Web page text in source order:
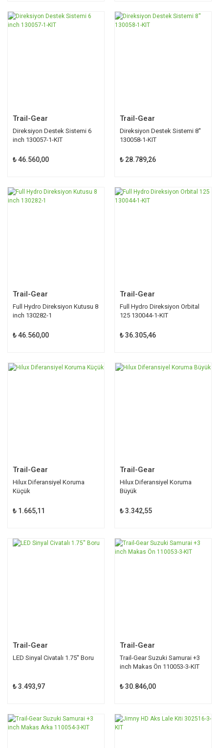
Trail-Gear
Direksiyon Destek Sistemi 6
inch 130057-1-KIT
₺ 46.560,00
Trail-Gear
Direksiyon Destek Sistemi 8''
130058-1-KIT
₺ 28.789,26
Trail-Gear
Full Hydro Direksiyon Kutusu 8
inch 130282-1
₺ 46.560,00
Trail-Gear
Full Hydro Direksiyon Orbital
125 130044-1-KIT
₺ 36.305,46
Trail-Gear
Hilux Diferansiyel Koruma
Küçük
₺ 1.665,11
Trail-Gear
Hilux Diferansiyel Koruma
Büyük
₺ 3.342,55
Trail-Gear
LED Sinyal Civatalı 1.75'' Boru
₺ 3.493,97
Trail-Gear
Trail-Gear Suzuki Samurai +3
inch Makas Ön 110053-3-KIT
₺ 30.846,00